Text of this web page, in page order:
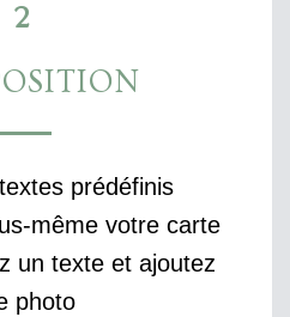
2
prédéfinis
même votre carte
un texte et ajoutez
photo